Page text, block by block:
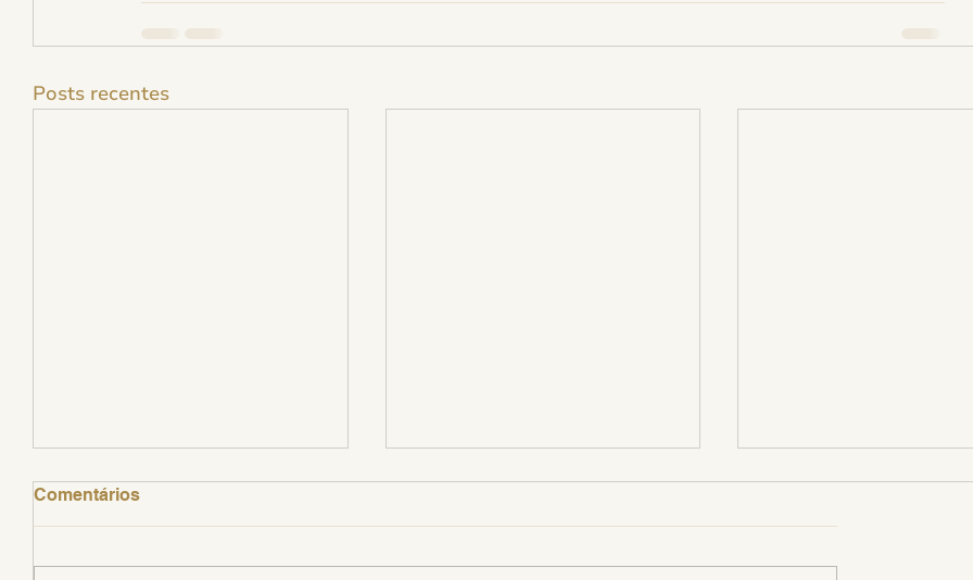
Posts recentes
Comentários